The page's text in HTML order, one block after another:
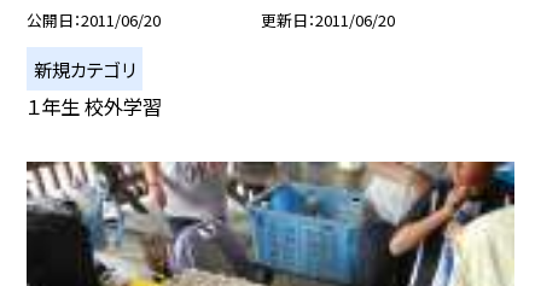
公開日 2011/06/20 更新日 2011/06/20
新規カテゴリ
１年生 校外学習